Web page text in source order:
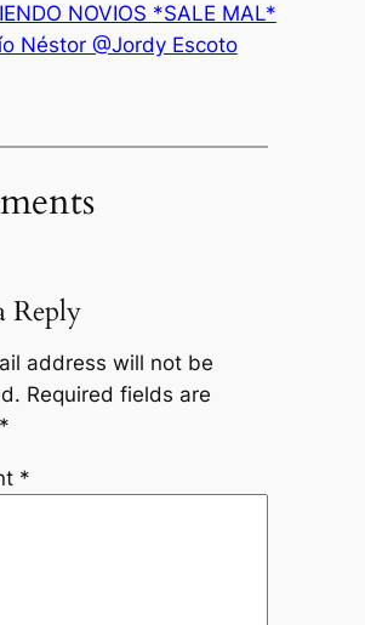
NOVIOS *SALE MAL*
Néstor @Jordy Escoto
Reply
address will not be
Required fields are
*
*